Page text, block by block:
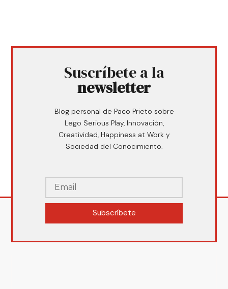
Suscríbete a la
newsletter
Blog personal de Paco Prieto sobre
Lego Serious Play, Innovación,
Creatividad, Happiness at Work y
Sociedad del Conocimiento.
Subscríbete